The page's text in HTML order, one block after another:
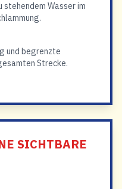
stehendem Wasser im
und begrenzte
Strecke.
SICHTBARE